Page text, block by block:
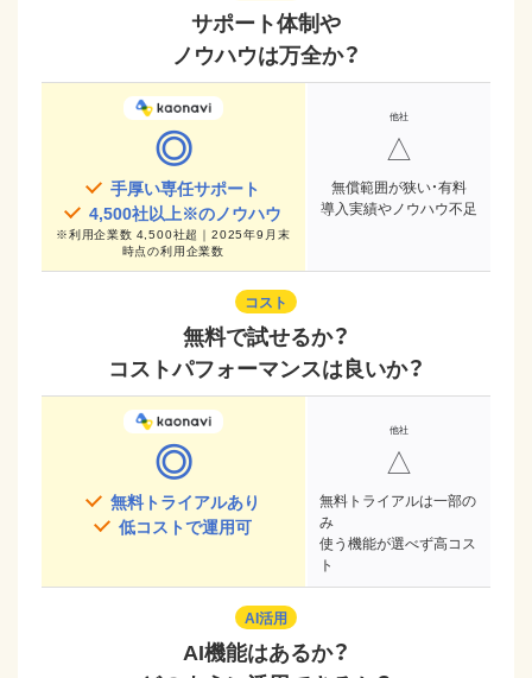
サポート体制や
ノウハウは万全か？
◎
手厚い専任サポート
4,500社以上※のノウハウ
※利用企業数 4,500社超｜2025年9月末
時点の利用企業数
△
無償範囲が狭い・有料
導入実績やノウハウ不足
コスト
無料で試せるか？
コストパフォーマンスは良いか？
◎
無料トライアルあり
低コストで運用可
△
無料トライアルは一部の
み
使う機能が選べず高コス
ト
AI活用
AI機能はあるか？